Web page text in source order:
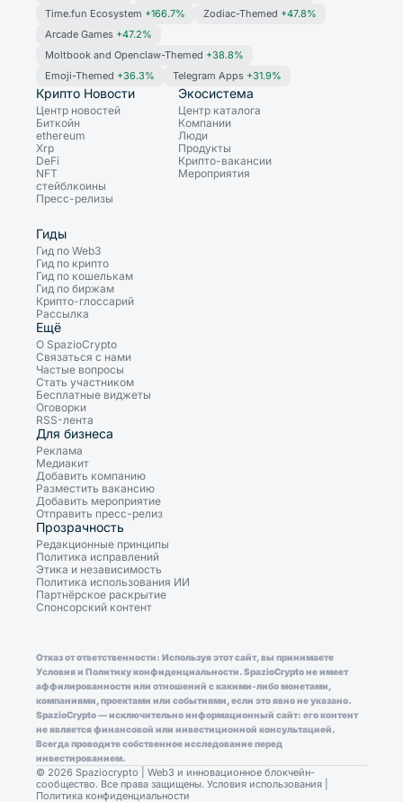
Time.fun Ecosystem +166.7% Zodiac-Themed +47.8%
Arcade Games +47.2%
Moltbook and Openclaw-Themed +38.8%
Emoji-Themed +36.3% Telegram Apps +31.9%
Крипто Новости
Центр новостей
Биткойн
ethereum
Xrp
DeFi
NFT
стейблкоины
Пресс-релизы
Экосистема
Центр каталога
Компании
Люди
Продукты
Крипто-вакансии
Мероприятия
Гиды
Гид по Web3
Гид по крипто
Гид по кошелькам
Гид по биржам
Крипто-глоссарий
Рассылка
Ещё
О SpazioCrypto
Связаться с нами
Частые вопросы
Стать участником
Бесплатные виджеты
Оговорки
RSS-лента
Для бизнеса
Реклама
Медиакит
Добавить компанию
Разместить вакансию
Добавить мероприятие
Отправить пресс-релиз
Прозрачность
Редакционные принципы
Политика исправлений
Этика и независимость
Политика использования ИИ
Партнёрское раскрытие
Спонсорский контент
Отказ от ответственности: Используя этот сайт, вы принимаете
Условия и Политику конфиденциальности. SpazioCrypto не имеет
аффилированности или отношений с какими-либо монетами,
компаниями, проектами или событиями, если это явно не указано.
SpazioCrypto — исключительно информационный сайт: его контент
не является финансовой или инвестиционной консультацией.
Всегда проводите собственное исследование перед
инвестированием.
© 2026 Spaziocrypto | Web3 и инновационное блокчейн-
сообщество. Все права защищены. Условия использования
Политика конфиденциальности